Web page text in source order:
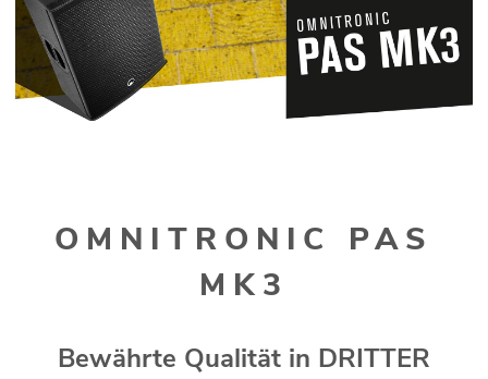
OMNITRONIC PAS
MK3
Bewährte Qualität in DRITTER